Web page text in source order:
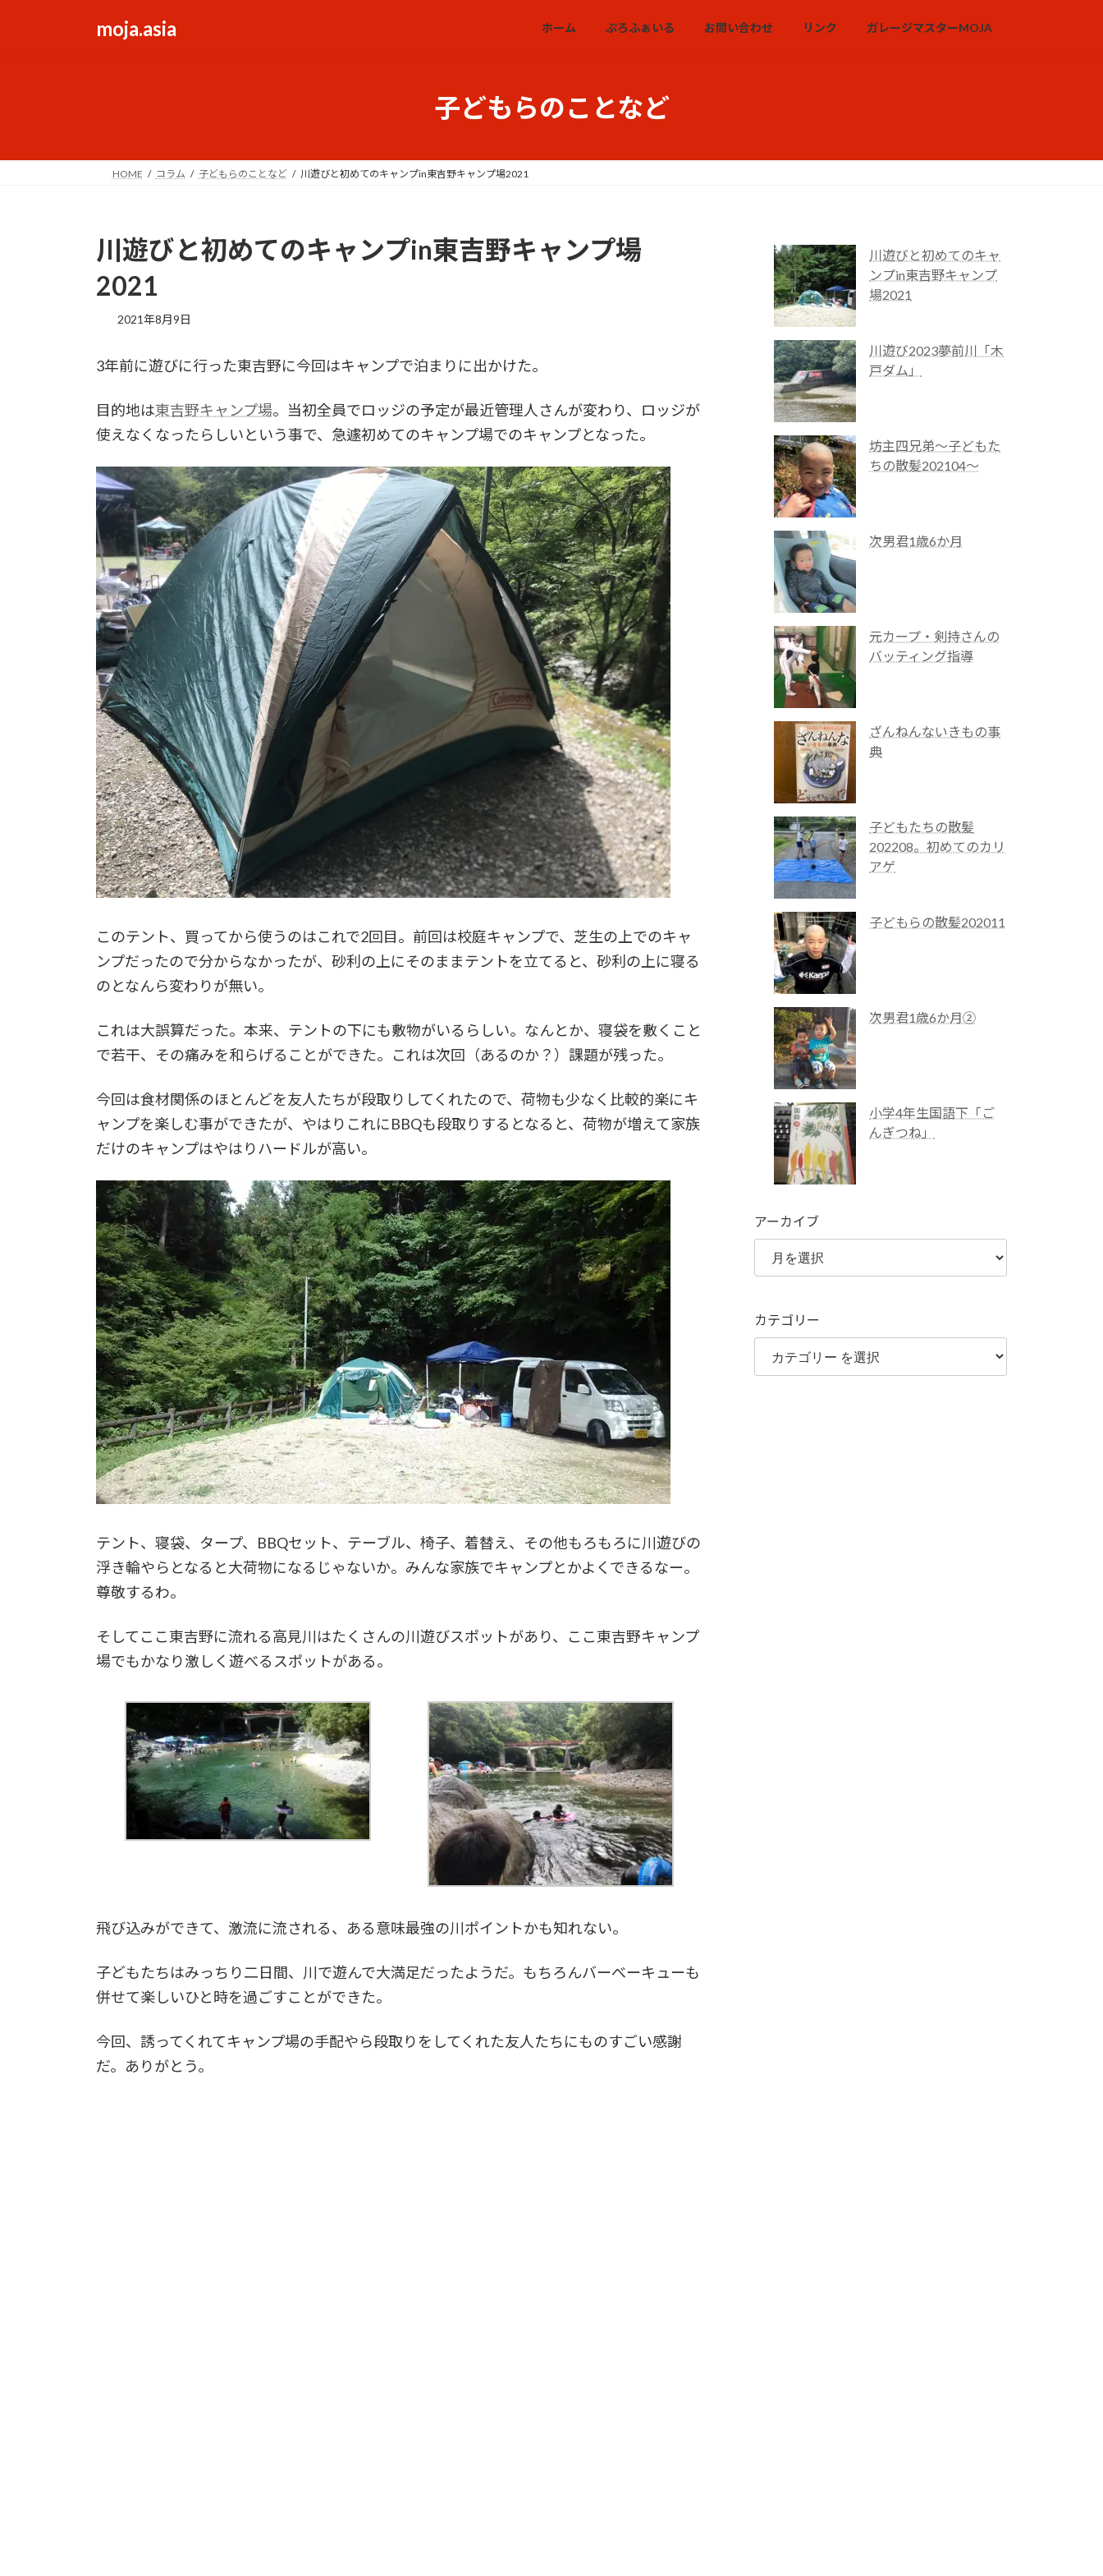
moja.asia ホーム ぷろふぁいる お問い合わせ リンク ガレージマスターMOJA
子どもらのことなど
HOME コラム 子どもらのことなど 川遊びと初めてのキャンプin東吉野キャンプ場2021
川遊びと初めてのキャンプin東吉野キャンプ場
2021
2021年8月9日
3年前に遊びに行った東吉野に今回はキャンプで泊まりに出かけた。
目的地は東吉野キャンプ場。当初全員でロッジの予定が最近管理人さんが変わり、ロッジが
使えなくなったらしいという事で、急遽初めてのキャンプ場でのキャンプとなった。
このテント、買ってから使うのはこれで2回目。前回は校庭キャンプで、芝生の上でのキャ
ンプだったので分からなかったが、砂利の上にそのままテントを立てると、砂利の上に寝る
のとなんら変わりが無い。
これは大誤算だった。本来、テントの下にも敷物がいるらしい。なんとか、寝袋を敷くこと
で若干、その痛みを和らげることができた。これは次回（あるのか？）課題が残った。
今回は食材関係のほとんどを友人たちが段取りしてくれたので、荷物も少なく比較的楽にキ
ャンプを楽しむ事ができたが、やはりこれにBBQも段取りするとなると、荷物が増えて家族
だけのキャンプはやはりハードルが高い。
テント、寝袋、タープ、BBQセット、テーブル、椅子、着替え、その他もろもろに川遊びの
浮き輪やらとなると大荷物になるじゃないか。みんな家族でキャンプとかよくできるなー。
尊敬するわ。
そしてここ東吉野に流れる高見川はたくさんの川遊びスポットがあり、ここ東吉野キャンプ
場でもかなり激しく遊べるスポットがある。
飛び込みができて、激流に流される、ある意味最強の川ポイントかも知れない。
子どもたちはみっちり二日間、川で遊んで大満足だったようだ。もちろんバーべーキューも
併せて楽しいひと時を過ごすことができた。
今回、誘ってくれてキャンプ場の手配やら段取りをしてくれた友人たちにものすごい感謝
だ。ありがとう。
川遊びと初めてのキャ
ンプin東吉野キャンプ
場2021
川遊び2023夢前川「木
戸ダム」
坊主四兄弟～子どもた
ちの散髪202104～
次男君1歳6か月
元カープ・剣持さんの
バッティング指導
ざんねんないきもの事
典
子どもたちの散髪
202208。初めてのカリ
アゲ
子どもらの散髪202011
次男君1歳6か月②
小学4年生国語下「ご
んぎつね」
アーカイブ
カテゴリー